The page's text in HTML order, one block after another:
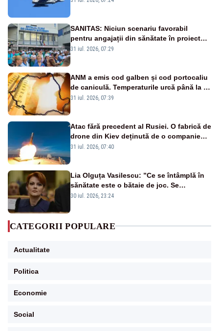
SANITAS: Niciun scenariu favorabil
pentru angajații din sănătate în proiectul
Legii salarizării
31 iul. 2026, 07:29
ANM a emis cod galben și cod portocaliu
de caniculă. Temperaturile urcă până la 38
de grade, iar nopțile devin tropicale
31 iul. 2026, 07:39
Atac fără precedent al Rusiei. O fabrică de
drone din Kiev deținută de o companie
americană, distrusă de o rachetă
31 iul. 2026, 07:40
Lia Olguța Vasilescu: ”Ce se întâmplă în
sănătate este o bătaie de joc. Se
guvernează extraordinar de prost”
30 iul. 2026, 23:24
CATEGORII POPULARE
Actualitate
Politica
Economie
Social